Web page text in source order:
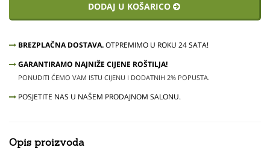
DODAJ U KOŠARICO
BREZPLAČNA DOSTAVA.OTPREMIMO U ROKU 24 SATA!
GARANTIRAMO NAJNIŽE CIJENE ROŠTILJA!
PONUDITI ĆEMO VAM ISTU CIJENU I DODATNIH 2% POPUSTA.
POSJETITE NAS U NAŠEM PRODAJNOM SALONU.
Opis proizvoda